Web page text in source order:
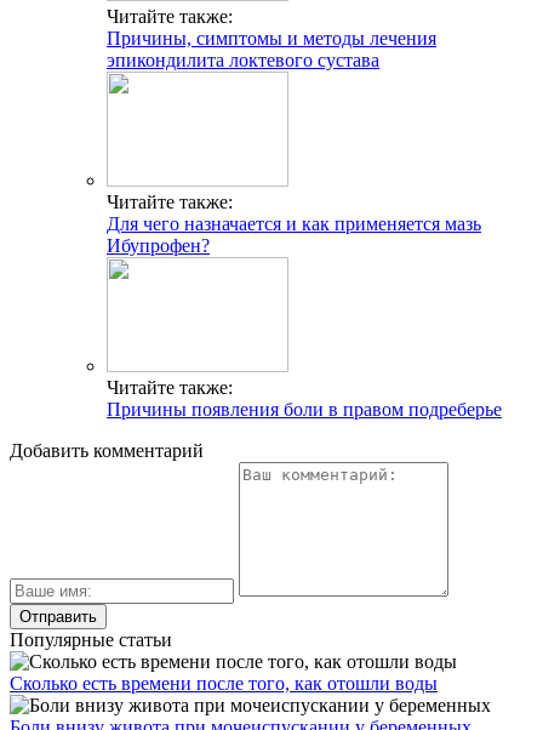
Читайте также:
Причины, симптомы и методы лечения
эпикондилита локтевого сустава
Читайте также:
Для чего назначается и как применяется мазь
Ибупрофен?
Читайте также:
Причины появления боли в правом подреберье
Добавить комментарий
Популярные статьи
Сколько есть времени после того, как отошли воды